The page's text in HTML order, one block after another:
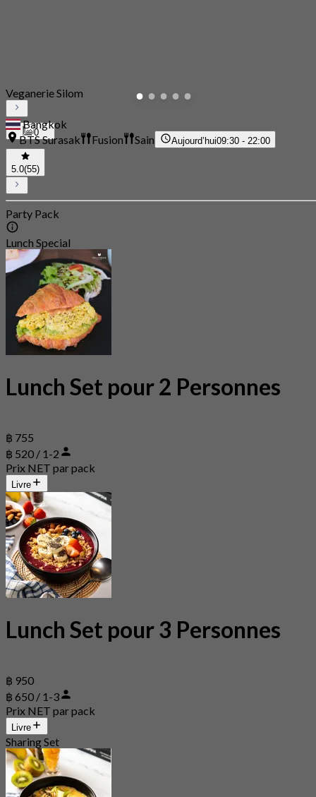
0
Veganerie Silom
Bangkok
BTS Surasak
Fusion Sain Aujourd’hui09:30 - 22:00
5.0(55)
Party Pack
Lunch Special
Lunch Set pour 2 Personnes
฿ 755
฿ 520 / 1-2
Prix NET par pack
Livre
Lunch Set pour 3 Personnes
฿ 950
฿ 650 / 1-3
Prix NET par pack
Livre
Sharing Set